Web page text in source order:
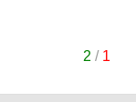
2 / 1